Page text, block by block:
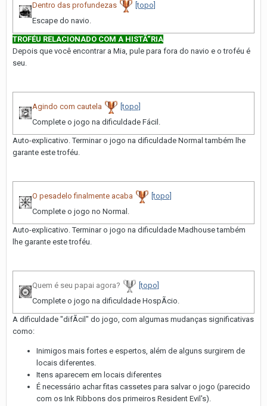
Dentro das profundezas
[topo]
Escape do navio.
TROFÉU RELACIONADO COM A HISTÃ“RIA
Depois que você encontrar a Mia, pule para fora do navio e o troféu é
seu.
Agindo com cautela
[topo]
Complete o jogo na dificuldade Fácil.
Auto-explicativo. Terminar o jogo na dificuldade Normal também lhe
garante este troféu.
O pesadelo finalmente acaba
[topo]
Complete o jogo no Normal.
Auto-explicativo. Terminar o jogo na dificuldade Madhouse também
lhe garante este troféu.
Quem é seu papai agora?
[topo]
Complete o jogo na dificuldade HospÃ­cio.
A dificuldade "difÃ­cil" do jogo, com algumas mudanças significativas
como:
Inimigos mais fortes e espertos, além de alguns surgirem de
locais diferentes.
Itens aparecem em locais diferentes
É necessário achar fitas cassetes para salvar o jogo (parecido
com os Ink Ribbons dos primeiros Resident Evil's).